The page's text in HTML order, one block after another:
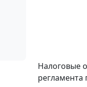
Налоговые
регламента